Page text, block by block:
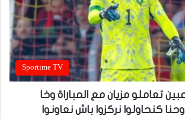
Sportime TV
تعاملو مزيان مع المباراة وخا
كنحاولوا نركزوا باش نعاونوا